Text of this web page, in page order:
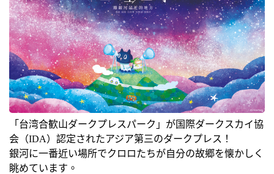
「台湾合歓山ダークプレスパーク」が国際ダークスカイ協
会（IDA）認定されたアジア第三のダークプレス！
銀河に一番近い場所でクロロたちが自分の故郷を懐かしく
眺めています。